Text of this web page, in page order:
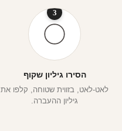
3
הסירו גיליון שקוף
לאט-לאט, בזווית שטוחה, קלפו את
גיליון ההעברה.